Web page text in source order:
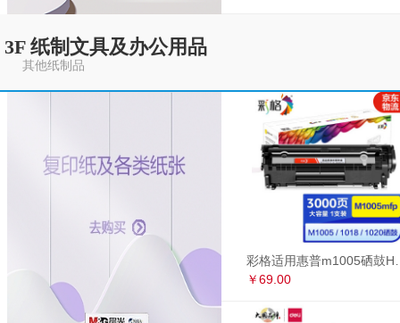
3F 纸制文具及办公用品
其他纸制品
￥69.00